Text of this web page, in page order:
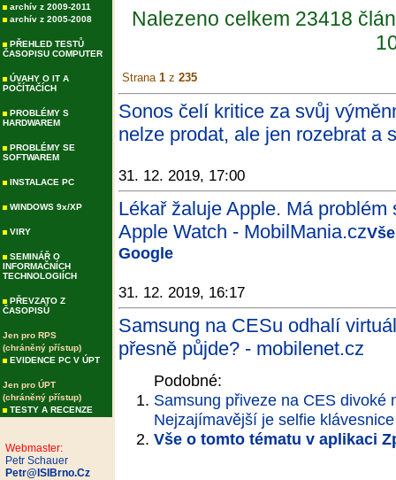
archív z 2009-2011
archív z 2005-2008
PŘEHLED TESTŮ
ČASOPISU COMPUTER
ÚVAHY O IT A
POČÍTAČÍCH
PROBLÉMY S
HARDWAREM
PROBLÉMY SE
SOFTWAREM
INSTALACE PC
WINDOWS 9x/XP
VIRY
SEMINÁŘ O
INFORMAČNÍCH
TECHNOLOGIÍCH
PŘEVZATO Z
ČASOPISŮ
Jen pro RPS
(chráněný přístup)
EVIDENCE PC V ÚPT
Jen pro ÚPT
(chráněný přístup)
TESTY A RECENZE
Webmaster:
Petr Schauer
Petr@ISIBrno.Cz
Nalezeno celkem 23418
Strana 1 z 235
Sonos čelí kritice za svůj
nelze prodat, ale jen rozebrat a
31. 12. 2019, 17:00
Lékař žaluje Apple. Má
Apple Watch - MobilMania.cz
Google
31. 12. 2019, 16:17
Samsung na CESu odhalí
přesně půjde? - mobilenet.cz
Podobné:
Samsung přiveze na CES divoké
Nejzajímavější je selfie klávesnice
Vše o tomto tématu v aplikaci